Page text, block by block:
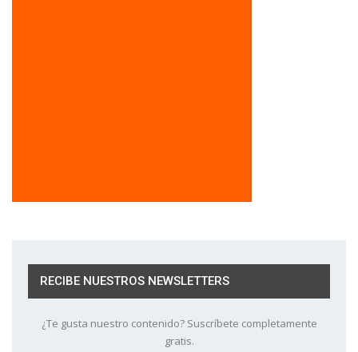
RECIBE NUESTROS NEWSLETTERS
¿Te gusta nuestro contenido? Suscríbete completamente
gratis.